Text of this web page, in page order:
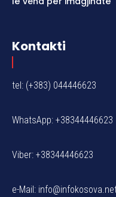
Kontakti
tel: (+383) 044446623
WhatsApp: +38344446623
Viber: +38344446623
e-Mail: